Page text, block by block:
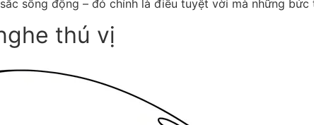
sống động – đó chính là điều tuyệt vời mà những
thú vị